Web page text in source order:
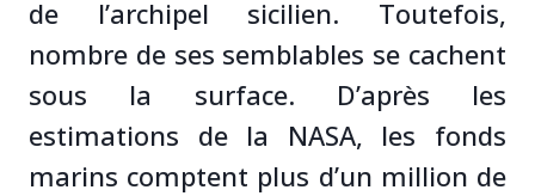
de l’archipel sicilien. Toutefois,
nombre de ses semblables se cachent
sous la surface. D’après les
estimations de la NASA, les fonds
marins comptent plus d’un million de